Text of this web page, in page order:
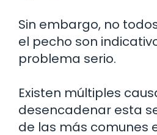
Sin embargo, no
el pecho son
problema serio.
Existen múltiples
desencadenar esta
de las más comunes